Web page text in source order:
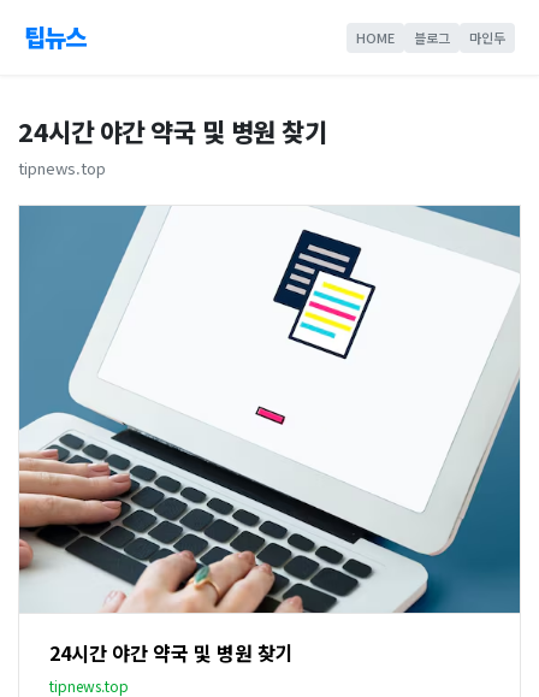
팁뉴스 HOME 블로그 마인두
24시간 야간 약국 및 병원 찾기
tipnews.top
24시간 야간 약국 및 병원 찾기
tipnews.top